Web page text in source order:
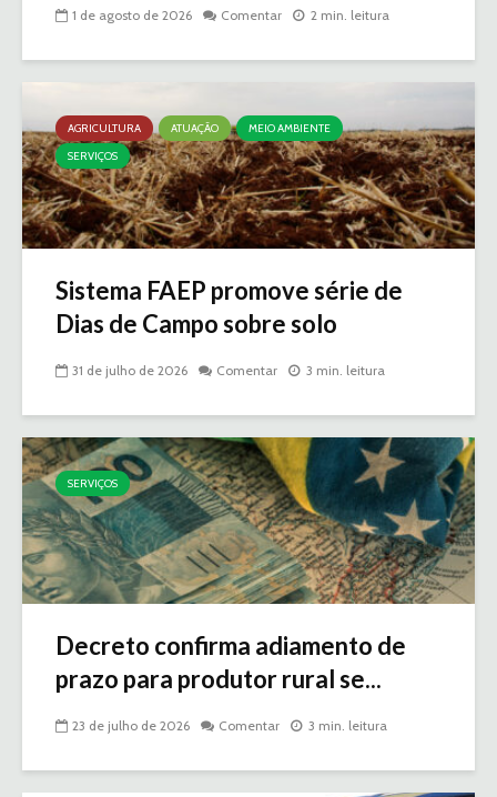
1 de agosto de 2026 Comentar 2 min. leitura
AGRICULTURA ATUAÇÃO
MEIO AMBIENTE
SERVIÇOS
Sistema FAEP promove série de
Dias de Campo sobre solo
31 de julho de 2026 Comentar 3 min. leitura
SERVIÇOS
Decreto confirma adiamento de
prazo para produtor rural se...
23 de julho de 2026 Comentar 3 min. leitura